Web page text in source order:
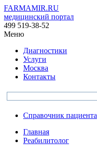
FARMAMIR.RU
медицинский портал
499 519-38-52
Меню
Диагностики
Услуги
Москва
Контакты
Справочник пациента
Главная
Реабилитолог